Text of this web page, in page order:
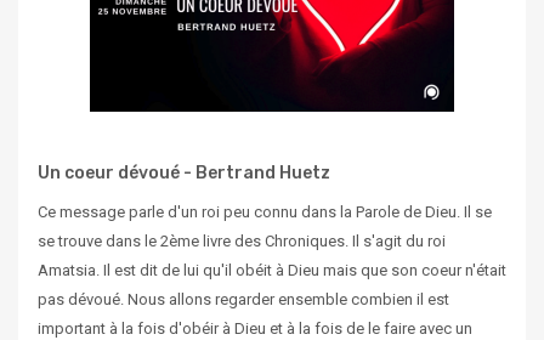
Un coeur dévoué - Bertrand Huetz
Ce message parle d'un roi peu connu dans la Parole de Dieu. Il se
se trouve dans le 2ème livre des Chroniques. Il s'agit du roi
Amatsia. Il est dit de lui qu'il obéit à Dieu mais que son coeur n'était
pas dévoué. Nous allons regarder ensemble combien il est
important à la fois d'obéir à Dieu et à la fois de le faire avec un